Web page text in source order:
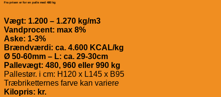
Fra prisen er for en palle med 480 kg
Vægt: 1.200 – 1.270 kg/m3
Vandprocent: max 8%
Aske: 1-3%
Brændværdi: ca. 4.600 KCAL/kg
Ø 50-60mm – L: ca. 29-30cm
Pallevægt: 480, 960 eller 990 kg
Pallestør. i cm: H120 x L145 x B95
Træbriketternes farve kan variere
Kilopris: kr.